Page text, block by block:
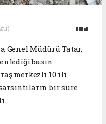
Genel Müdürü Tatar,
basın
merkezli 10 ili
bir süre